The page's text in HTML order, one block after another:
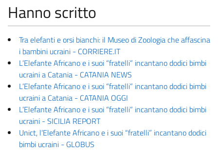
Hanno scritto
Tra elefanti e orsi bianchi: il Museo di Zoologia che affascina
i bambini ucraini - CORRIERE.IT
L’Elefante Africano e i suoi “fratelli” incantano dodici bimbi
ucraini a Catania - CATANIA NEWS
L’Elefante Africano e i suoi “fratelli” incantano dodici bimbi
ucraini a Catania - CATANIA OGGI
L’Elefante Africano e i suoi “fratelli” incantano dodici bimbi
ucraini - SICILIA REPORT
Unict, l’Elefante Africano e i suoi “fratelli” incantano dodici
bimbi ucraini - GLOBUS